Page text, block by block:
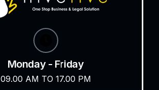
Monday - Friday
09.00 AM TO 17.00 PM